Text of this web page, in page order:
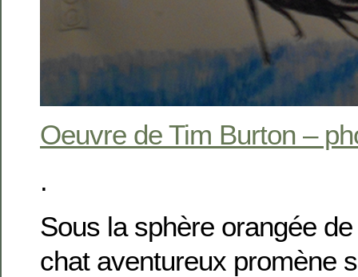
Oeuvre de Tim Burton –
.
Sous la sphère orangée
chat aventureux promène